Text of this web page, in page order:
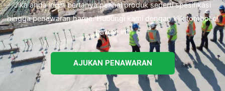
Jika anda ingin bertanya perihal produk seperti spesifikasi
hingga penawaran harga. Hubungi kami dengan klik tombol di
bawah ini.
AJUKAN PENAWARAN